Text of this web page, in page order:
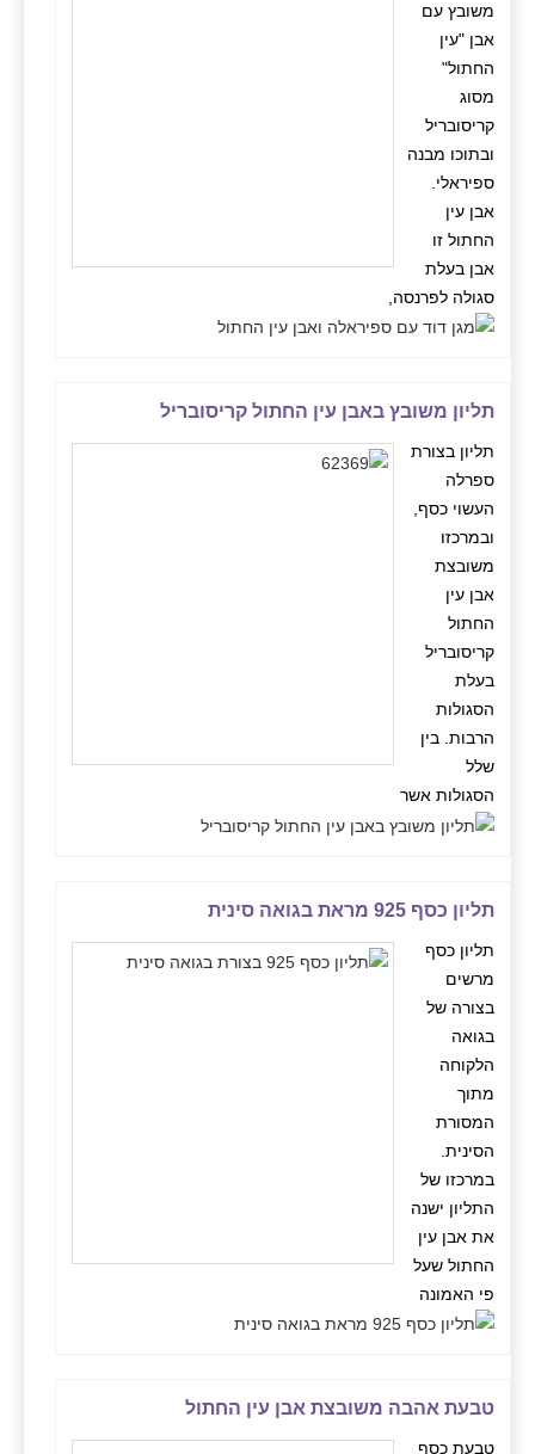
משובץ עם
אבן "עין
החתול"
מסוג
קריסובריל
ובתוכו מבנה
ספיראלי.
אבן עין
החתול זו
אבן בעלת
סגולה לפרנסה,
תליון משובץ באבן עין החתול קריסובריל
תליון בצורת
ספרלה
העשוי כסף,
ובמרכזו
משובצת
אבן עין
החתול
קריסובריל
בעלת
הסגולות
הרבות. בין
שלל
הסגולות אשר
תליון כסף 925 מראת בגואה סינית
תליון כסף
מרשים
בצורה של
בגואה
הלקוחה
מתוך
המסורת
הסינית.
במרכזו של
התליון ישנה
את אבן עין
החתול שעל
פי האמונה
טבעת אהבה משובצת אבן עין החתול
טבעת כסף